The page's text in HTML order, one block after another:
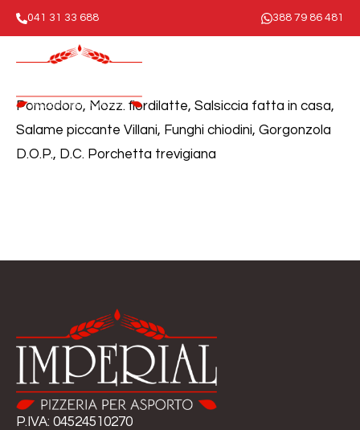
041 31 33 688 388 79 86 481
Pomodoro, Mozz. fiordilatte, Salsiccia fatta in casa,
Salame piccante Villani, Funghi chiodini, Gorgonzola
D.O.P., D.C. Porchetta trevigiana
P.IVA: 04524510270